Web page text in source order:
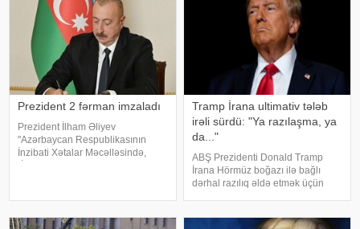
müddətdə Bakıd
Prezident 2 fərman imzaladı
Prezident İlham Əliyev
"Azərbaycan Respublikasının
İnzibati Xətalar Məcəlləsində,
Tramp İrana ultimativ tələb
irəli sürdü: "Ya razılaşma, ya
da..."
ABŞ Prezidenti Donald Tramp
İrana Hörmüz boğazı ilə bağlı
dərhal razılıq əldə etmək üçün
məlumatına görə, Vaşinqton